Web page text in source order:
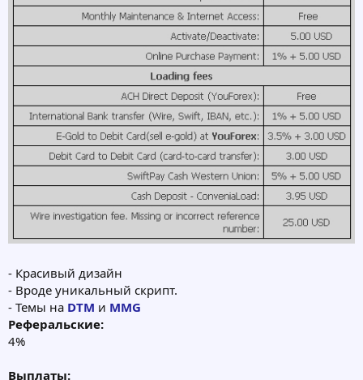
- Красивый дизайн
- Вроде уникальный скрипт.
- Темы на DTM и MMG
Реферальские:
4%
Выплаты: